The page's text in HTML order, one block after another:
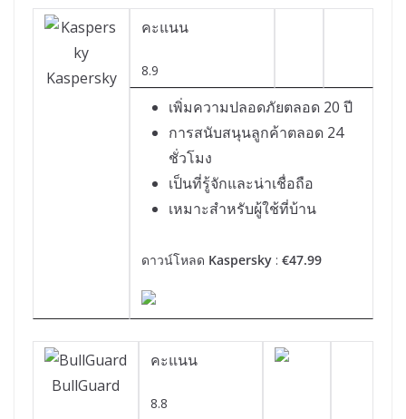
Kaspersky
คะแนน
8.9
เพิ่มความปลอดภัยตลอด 20 ปี
การสนับสนุนลูกค้าตลอด 24
ชั่วโมง
เป็นที่รู้จักและน่าเชื่อถือ
เหมาะสำหรับผู้ใช้ที่บ้าน
ดาวน์โหลด Kaspersky : €47.99
BullGuard
คะแนน
8.8